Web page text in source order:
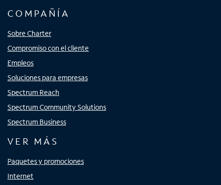
COMPAÑÍA
Sobre Charter
Compromiso con el cliente
Empleos
Soluciones para empresas
Spectrum Reach
Spectrum Community Solutions
Spectrum Business
VER MÁS
Paquetes y promociones
Internet